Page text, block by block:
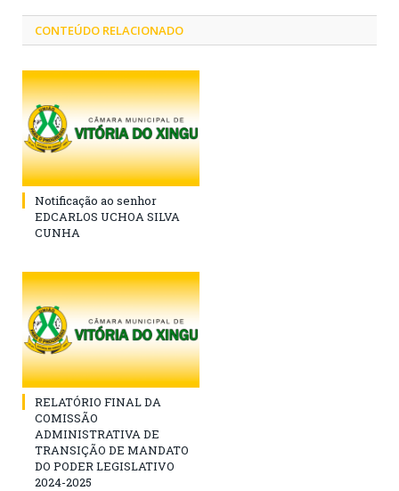
CONTEÚDO RELACIONADO
Notificação ao senhor
EDCARLOS UCHOA SILVA
CUNHA
RELATÓRIO FINAL DA
COMISSÃO
ADMINISTRATIVA DE
TRANSIÇÃO DE MANDATO
DO PODER LEGISLATIVO
2024-2025